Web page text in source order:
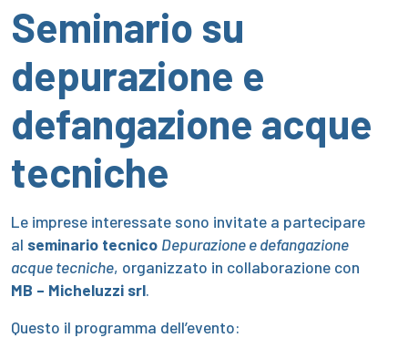
Seminario su
depurazione e
defangazione acque
tecniche
Le imprese interessate sono invitate a partecipare
al seminario tecnico Depurazione e defangazione
acque tecniche, organizzato in collaborazione con
MB – Micheluzzi srl.
Questo il programma dell’evento: